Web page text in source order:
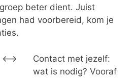
beter dient. Juist
had voorbereid, kom je
<–>
Contact met jezelf:
wat is nodig? Vooraf